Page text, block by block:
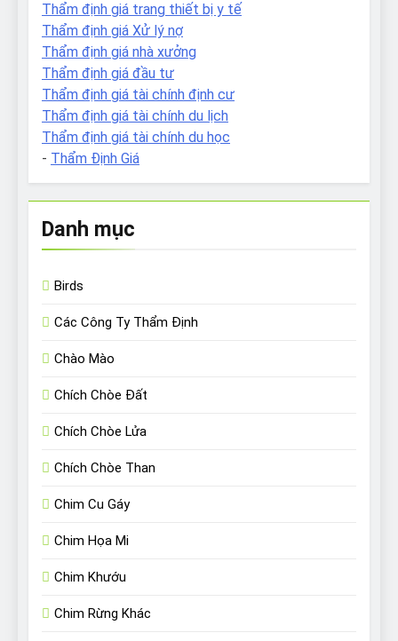
Thẩm định giá trang thiết bị y tế
Thẩm định giá Xử lý nợ
Thẩm định giá nhà xưởng
Thẩm định giá đầu tư
Thẩm định giá tài chính định cư
Thẩm định giá tài chính du lịch
Thẩm định giá tài chính du học
- Thẩm Định Giá
Danh mục
Birds
Các Công Ty Thẩm Định
Chào Mào
Chích Chòe Đất
Chích Chòe Lửa
Chích Chòe Than
Chim Cu Gáy
Chim Họa Mi
Chim Khướu
Chim Rừng Khác